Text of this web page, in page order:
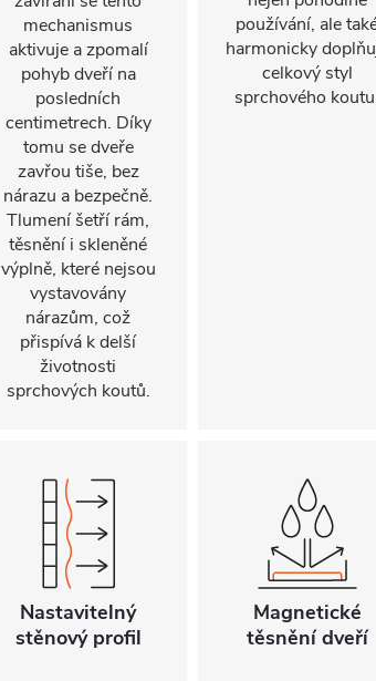
mechanismus
aktivuje a zpomalí
pohyb dveří na
posledních
centimetrech. Díky
tomu se dveře
zavřou tiše, bez
nárazu a bezpečně.
Tlumení šetří rám,
těsnění i skleněné
výplně, které nejsou
vystavovány
nárazům, což
přispívá k delší
životnosti
sprchových koutů.
používání, ale
harmonicky
celkový styl
sprchového
Nastavitelný
stěnový profil
Magnetické
těsnění dveří